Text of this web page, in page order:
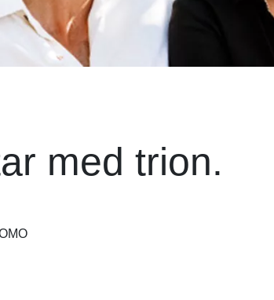
med trion.